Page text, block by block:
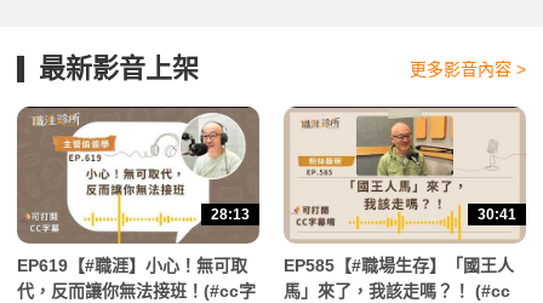
最新影音上架 更多影音內容 >
28:13
EP619【#職涯】小心！無可取
代，反而讓你無法接班！(#cc字
30:41
EP585【#職場生存】「國王人
馬」來了，我該走嗎？！ (#cc